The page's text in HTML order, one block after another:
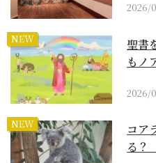
2026/
NEW
聖書
もノ
2026/
NEW
コア
る